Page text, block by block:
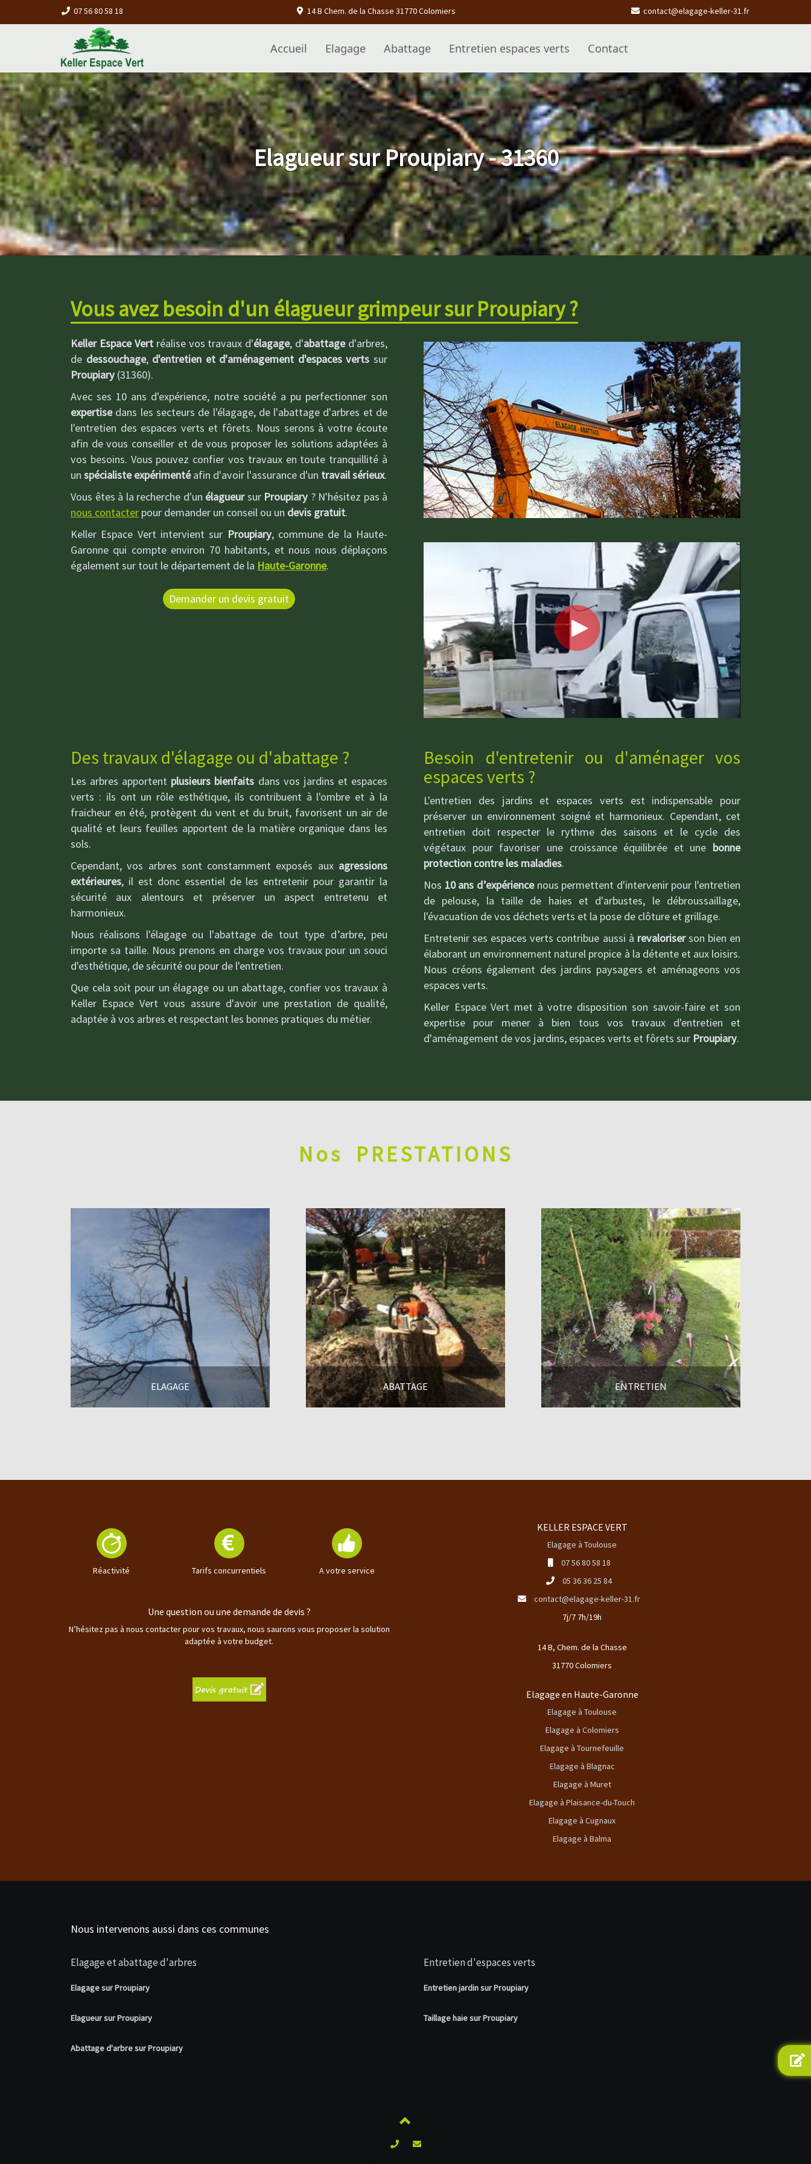
07 56 80 58 18 14 B Chem. de la Chasse 31770 Colomiers contact@elagage-keller-31.fr
Accueil Elagage Abattage Entretien espaces verts Contact
Elagueur sur Proupiary - 31360
Vous avez besoin d'un élagueur grimpeur sur Proupiary ?
Keller Espace Vertréalise vos travaux d'élagage, d'abattaged'arbres,
de dessouchage, d'entretien et d'aménagement d'espaces verts sur
Proupiary (31360).
Avec ses 10 ans d'expérience, notre société a pu perfectionner son
expertisedans les secteurs de l'élagage, de l'abattage d'arbres et de
l'entretien des espaces verts et fôrets. Nous serons à votre écoute
afin de vous conseiller et de vous proposer les solutions adaptées à
vos besoins. Vous pouvez confier vos travaux en toute tranquillité à
un spécialiste expérimentéafin d'avoir l'assurance d'un travail sérieux.
Vous êtes à la recherche d'un élagueursur Proupiary ? N'hésitez pas à
nous contacter pour demander un conseil ou un devis gratuit.
Keller Espace Vert intervient sur Proupiary, commune de la Haute-
Garonne qui compte environ 70 habitants, et nous nous déplaçons
également sur tout le département de la Haute-Garonne.
Demander un devis gratuit
Des travaux d'élagage ou d'abattage ?
Les arbres apportent plusieurs bienfaits dans vos jardins et espaces
verts : ils ont un rôle esthétique, ils contribuent à l'ombre et à la
fraicheur en été, protègent du vent et du bruit, favorisent un air de
qualité et leurs feuilles apportent de la matière organique dans les
sols.
Cependant, vos arbres sont constamment exposés aux agressions
extérieures, il est donc essentiel de les entretenir pour garantir la
sécurité aux alentours et préserver un aspect entretenu et
harmonieux.
Nous réalisons l'élagage ou l'abattage de tout type d’arbre, peu
importe sa taille. Nous prenons en charge vos travaux pour un souci
d'esthétique, de sécurité ou pour de l'entretien.
Que cela soit pour un élagage ou un abattage, confier vos travaux à
Keller Espace Vert vous assure d'avoir une prestation de qualité,
adaptée à vos arbres et respectant les bonnes pratiques du métier.
Besoin d'entretenir ou d'aménager vos
espaces verts ?
L'entretien des jardins et espaces verts est indispensable pour
préserver un environnement soigné et harmonieux. Cependant, cet
entretien doit respecter le rythme des saisons et le cycle des
végétaux pour favoriser une croissance équilibrée et une bonne
protection contre les maladies.
Nos 10 ans d’expériencenous permettent d'intervenir pour l'entretien
de pelouse, la taille de haies et d'arbustes, le débroussaillage,
l'évacuation de vos déchets verts et la pose de clôture et grillage.
Entretenir ses espaces verts contribue aussi à revaloriserson bien en
élaborant un environnement naturel propice à la détente et aux loisirs.
Nous créons également des jardins paysagers et aménageons vos
espaces verts.
Keller Espace Vert met à votre disposition son savoir-faire et son
expertise pour mener à bien tous vos travaux d'entretien et
d'aménagement de vos jardins, espaces verts et fôrets sur Proupiary.
Nos PRESTATIONS
ELAGAGE ABATTAGE ENTRETIEN
Réactivité Tarifs concurrentiels A votre service
Une question ou une demande de devis ?
N’hésitez pas à nous contacter pour vos travaux, nous saurons vous proposer la solution
adaptée à votre budget.
KELLER ESPACE VERT
Elagage à Toulouse
07 56 80 58 18
05 36 36 25 84
contact@elagage-keller-31.fr
7j/7 7h/19h
14 B, Chem. de la Chasse
31770 Colomiers
Elagage en Haute-Garonne
Elagage à Toulouse
Elagage à Colomiers
Elagage à Tournefeuille
Elagage à Blagnac
Elagage à Muret
Elagage à Plaisance-du-Touch
Elagage à Cugnaux
Elagage à Balma
Nous intervenons aussi dans ces communes
Elagage et abattage d'arbres
Elagage sur Proupiary
Elagueur sur Proupiary
Abattage d'arbre sur Proupiary
Entretien d'espaces verts
Entretien jardin sur Proupiary
Taillage haie sur Proupiary